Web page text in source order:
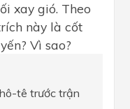
xay gió. Theo
này là cốt
Vì sao?
tê trước trận